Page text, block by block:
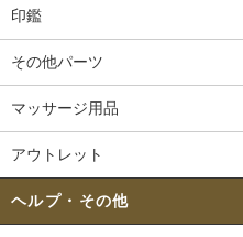
印鑑
その他パーツ
マッサージ用品
アウトレット
ヘルプ・その他